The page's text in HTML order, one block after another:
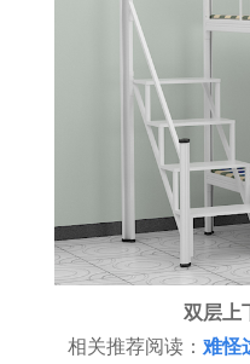
双层上
相关推荐阅读： 难怪